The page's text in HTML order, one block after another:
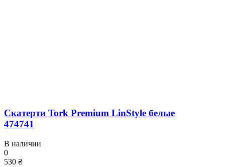
Скатерти Tork Premium LinStyle белые
474741
В наличии
0
530 ₴